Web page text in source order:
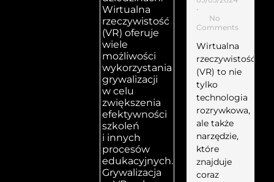
Wirtualna
rzeczywistość
(VR) oferuje
wiele
możliwości
wykorzystania
grywalizacji
w celu
zwiększenia
efektywności
szkoleń
i innych
procesów
edukacyjnych.
Grywalizacja
•
No
Comments
Wirtualna
rzeczywistość
(VR) to nie
tylko
technologia
rozrywkowa,
ale także
narzędzie,
które
znajduje
coraz